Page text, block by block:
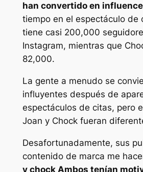
han convertido en
tiempo en el espectáculo de
tiene casi 200,000
Instagram, mientras que
82,000.
La gente a menudo se
influyentes después de
espectáculos de citas, pero
Joan y Chock fueran
Desafortunadamente, sus
contenido de marca me
y chockAmbos tenían